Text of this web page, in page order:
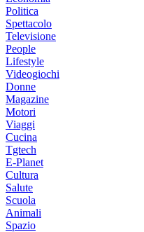
Politica
Spettacolo
Televisione
People
Lifestyle
Videogiochi
Donne
Magazine
Motori
Viaggi
Cucina
Tgtech
E-Planet
Cultura
Salute
Scuola
Animali
Spazio